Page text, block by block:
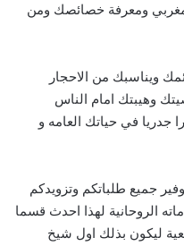
ومعرفة خصائصك ومن
ويناسبك من الاحجار
وهيبتك امام الناس
جدريا في حياتك العامه و
جميع طلباتكم وتزويدكم
الروحانية لهذا احدث قسما
ليكون بذلك اول شيخ